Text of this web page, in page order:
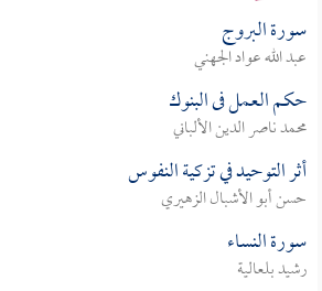
سورة البروج
عبد الله عواد الجهني
حكم العمل فى البنوك
محمد ناصر الدين الألباني
أثر التوحيد في تزكية النفوس
حسن أبو الأشبال الزهيري
سورة النساء
رشيد بلعالية